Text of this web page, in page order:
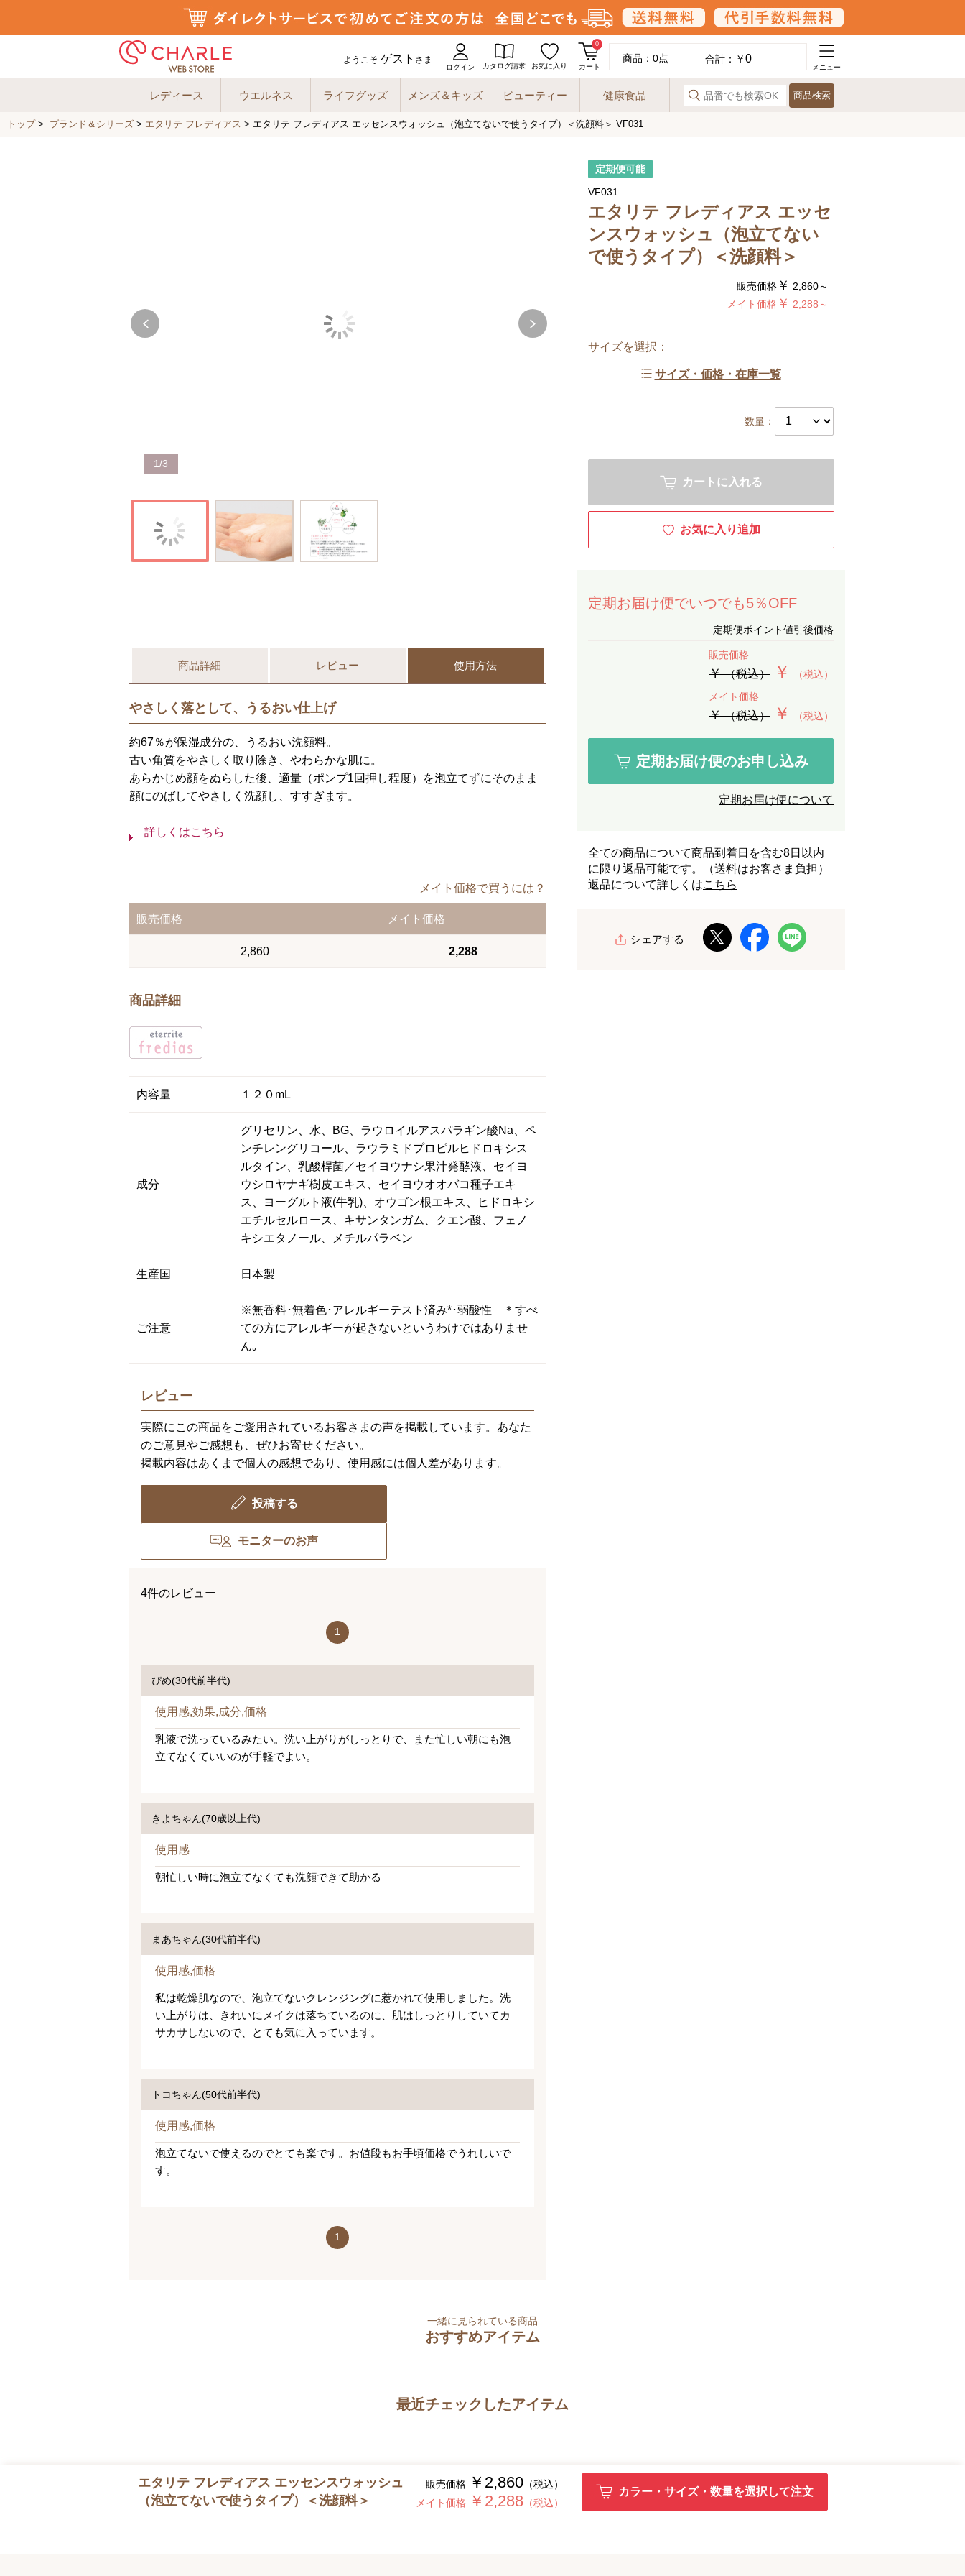
ようこそ ゲスト さま
ログイン カタログ請求 お気に入り
0
カート
商品： 0点 合計：￥0
メニュー
レディース ウエルネス ライフグッズ メンズ＆キッズ ビューティー 健康食品 商品検索
トップ> ブランド＆シリーズ > エタリテ フレディアス > エタリテ フレディアス エッセンスウォッシュ（泡立てないで使うタイプ）＜洗顔料＞ VF031
1/3
定期便可能
VF031
エタリテ フレディアス エッセ
ンスウォッシュ（泡立てない
で使うタイプ）＜洗顔料＞
販売価格 ￥ 2,860～
メイト価格 ￥ 2,288～
サイズを選択：
サイズ・価格・在庫一覧
数量：
カートに入れる
お気に入り追加
定期お届け便でいつでも5％OFF
定期便ポイント値引後価格
販売価格
￥（税込） ￥
（税込）
メイト価格
￥（税込） ￥ （税込）
定期お届け便のお申し込み
定期お届け便について
全ての商品について商品到着日を含む8日以内
に限り返品可能です。（送料はお客さま負担）
返品について詳しくはこちら
シェアする
商品詳細 レビュー 使用方法
やさしく落として、うるおい仕上げ
約67％が保湿成分の、うるおい洗顔料。
古い角質をやさしく取り除き、やわらかな肌に。
あらかじめ顔をぬらした後、適量（ポンプ1回押し程度）を泡立てずにそのまま
顔にのばしてやさしく洗顔し、すすぎます。
詳しくはこちら
メイト価格で買うには？
販売価格 メイト価格
2,860 2,288
商品詳細
内容量 １２０mL
成分
グリセリン、水、BG、ラウロイルアスパラギン酸Na、ペ
ンチレングリコール、ラウラミドプロピルヒドロキシス
ルタイン、乳酸桿菌／セイヨウナシ果汁発酵液、セイヨ
ウシロヤナギ樹皮エキス、セイヨウオオバコ種子エキ
ス、ヨーグルト液(牛乳)、オウゴン根エキス、ヒドロキシ
エチルセルロース、キサンタンガム、クエン酸、フェノ
キシエタノール、メチルパラベン
生産国 日本製
ご注意
※無香料･無着色･アレルギーテスト済み*･弱酸性 ＊すべ
ての方にアレルギーが起きないというわけではありませ
ん｡
レビュー
実際にこの商品をご愛用されているお客さまの声を掲載しています。あなた
のご意見やご感想も、ぜひお寄せください。
掲載内容はあくまで個人の感想であり、使用感には個人差があります。
投稿する
モニターのお声
4件のレビュー
1
ぴめ(30代前半代)
使用感,効果,成分,価格
乳液で洗っているみたい。洗い上がりがしっとりで、また忙しい朝にも泡
立てなくていいのが手軽でよい。
きよちゃん(70歳以上代)
使用感
朝忙しい時に泡立てなくても洗顔できて助かる
まあちゃん(30代前半代)
使用感,価格
私は乾燥肌なので、泡立てないクレンジングに惹かれて使用しました。洗
い上がりは、きれいにメイクは落ちているのに、肌はしっとりしていてカ
サカサしないので、とても気に入っています。
トコちゃん(50代前半代)
使用感,価格
泡立てないで使えるのでとても楽です。お値段もお手頃価格でうれしいで
す。
1
一緒に見られている商品
おすすめアイテム
最近チェックしたアイテム
エタリテ フレディアス エッセンスウォッシュ
（泡立てないで使うタイプ）＜洗顔料＞
販売価格 ￥2,860（税込）
メイト価格
￥2,288（税込）
カラー・サイズ・数量を選択して注文